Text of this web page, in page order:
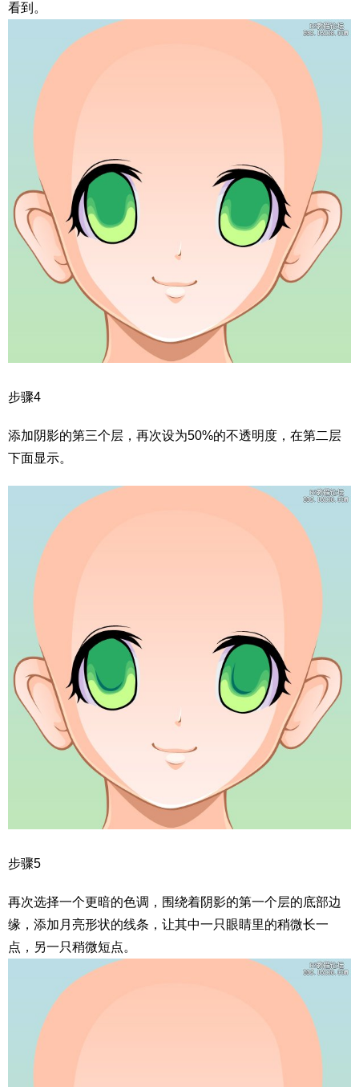
看到。
步骤4
添加阴影的第三个层，再次设为50%的不透明度，在第二层
下面显示。
步骤5
再次选择一个更暗的色调，围绕着阴影的第一个层的底部边
缘，添加月亮形状的线条，让其中一只眼睛里的稍微长一
点，另一只稍微短点。